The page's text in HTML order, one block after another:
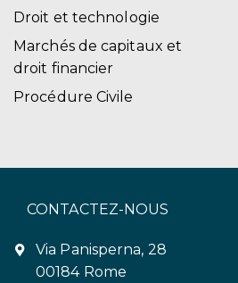
Droit et technologie
Marchés de capitaux et
droit financier
Procédure Civile
CONTACTEZ-NOUS
Via Panisperna, 28
00184 Rome